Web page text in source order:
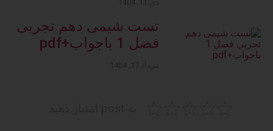
تست شیمی دهم تجربی
فصل 1 باجواب+pdf